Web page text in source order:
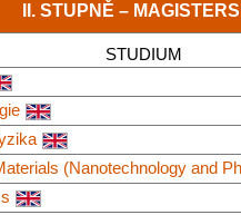
II. STUPNĚ –
STUDIUM
(Nanotechnology and